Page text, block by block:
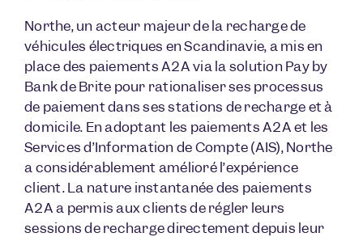
Northe, un acteur majeur de la recharge de
véhicules électriques en Scandinavie, a mis en
place des paiements A2A via la solution Pay by
Bank de Brite pour rationaliser ses processus
de paiement dans ses stations de recharge et à
domicile. En adoptant les paiements A2A et les
Services d’Information de Compte (AIS), Northe
a considérablement amélioré l’expérience
client. La nature instantanée des paiements
A2A a permis aux clients de régler leurs
sessions de recharge directement depuis leur